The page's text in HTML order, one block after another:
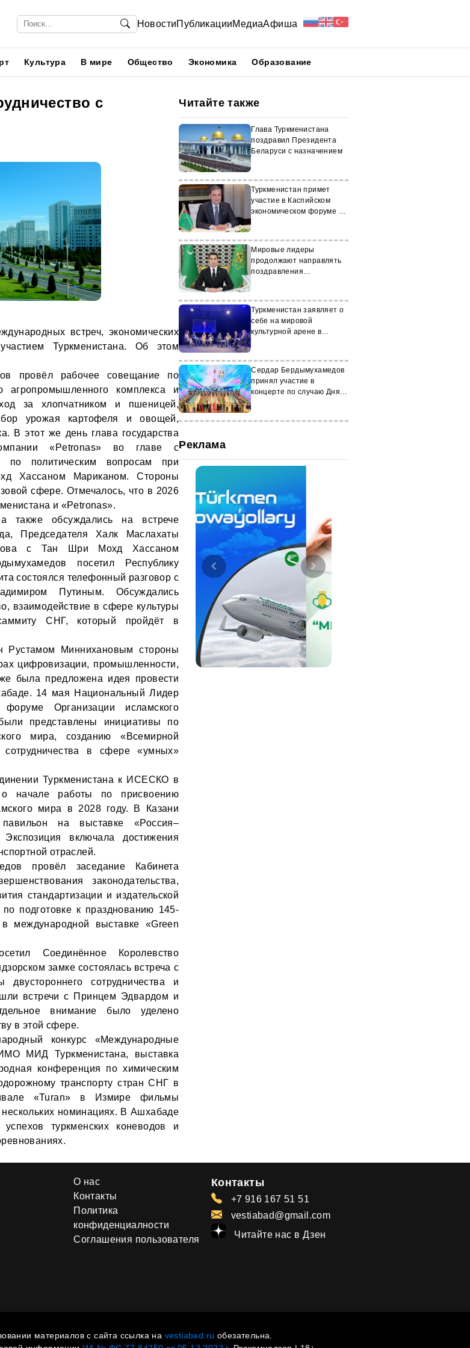
НовостиПубликацииМедиаАфиша
Культура В мире Общество Экономика Образование
с
встреч, экономических
Туркменистана. Об этом
провёл рабочее совещание по
агропромышленного комплекса и
за хлопчатником и пшеницей,
урожая картофеля и овощей,
В этот же день глава государства
«Petronas» во главе с
по политическим вопросам при
Хассаном Мариканом. Стороны
сфере. Отмечалось, что в 2026
и «Petronas».
также обсуждались на встрече
Председателя Халк Маслахаты
с Тан Шри Мохд Хассаном
посетил Республику
состоялся телефонный разговор с
Путиным. Обсуждались
взаимодействие в сфере культуры
СНГ, который пройдёт в
Рустамом Миннихановым стороны
цифровизации, промышленности,
была предложена идея провести
14 мая Национальный Лидер
Организации исламского
представлены инициативы по
мира, созданию «Всемирной
в сфере «умных»
Туркменистана к ИСЕСКО в
о начале работы по присвоению
мира в 2028 году. В Казани
павильон на выставке «Россия–
включала достижения
отраслей.
провёл заседание Кабинета
законодательства,
стандартизации и издательской
подготовке к празднованию 145-
международной выставке «Green
Соединённое Королевство
замке состоялась встреча с
сотрудничества и
встречи с Принцем Эдвардом и
внимание было уделено
в этой сфере.
конкурс «Международные
МИД Туркменистана, выставка
конференция по химическим
транспорту стран СНГ в
«Turan» в Измире фильмы
номинациях. В Ашхабаде
туркменских коневодов и
Читайте также
Глава Туркменистана
поздравил Президента
Беларуси с назначением
Туркменистан примет
участие в Каспийском
экономическом форуме в
Мировые лидеры
продолжают направлять
поздравления
Туркменистан заявляет о
себе на мировой
культурной арене в
Сердар Бердымухамедов
принял участие в
концерте по случаю Дня
Реклама
О нас
Контакты
Политика
конфиденциалности
Соглашения пользователя
Контакты
+7 916 167 51 51
vestiabad@gmail.com
Читайте нас в Дзен
материалов с сайта ссылка на vestiabad.ru обезательна.